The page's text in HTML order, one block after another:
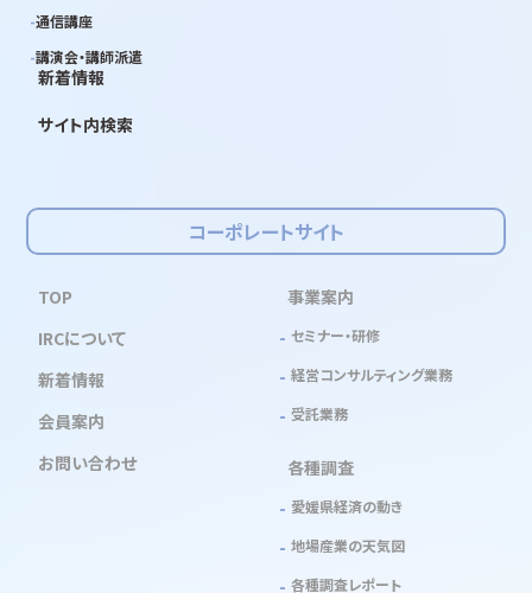
通信講座
講演会・講師派遣
新着情報
サイト内検索
コーポレートサイト
TOP
IRCについて
新着情報
会員案内
お問い合わせ
事業案内
セミナー・研修
経営コンサルティング業務
受託業務
各種調査
愛媛県経済の動き
地場産業の天気図
各種調査レポート